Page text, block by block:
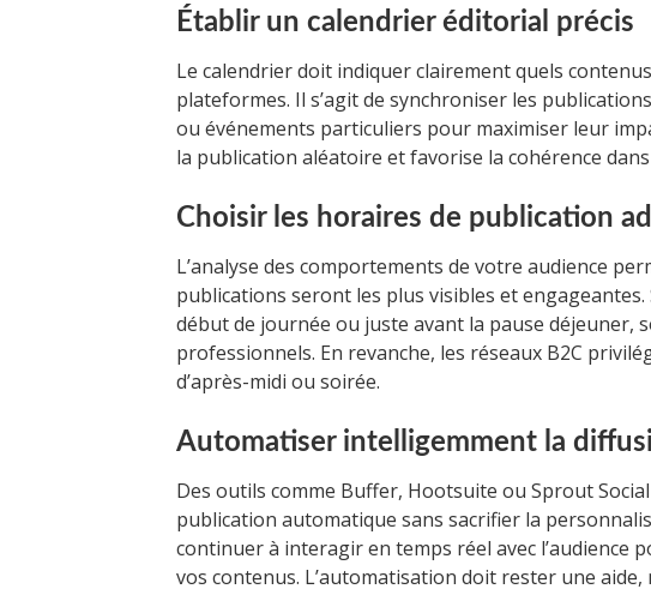
Établir un calendrier éditorial précis
Le calendrier doit indiquer clairement quels
plateformes. Il s’agit de synchroniser les
ou événements particuliers pour maximiser leur
la publication aléatoire et favorise la cohérence
Choisir les horaires de publication
L’analyse des comportements de votre audience
publications seront les plus visibles et
début de journée ou juste avant la pause déjeuner,
professionnels. En revanche, les réseaux B2C
d’après-midi ou soirée.
Automatiser intelligemment la
Des outils comme Buffer, Hootsuite ou Sprout
publication automatique sans sacrifier la
continuer à interagir en temps réel avec l’audience
vos contenus. L’automatisation doit rester une